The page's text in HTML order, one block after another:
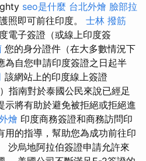
seo是什麼 台北外燴 臉部拉
照即可前往印度。 士林 撥筋
電子簽證（或線上印度簽
您的身分證件（在大多數情況下
為自您申請印度簽證之日起半
該網站上的印度線上簽證
指南對於泰國公民來說已經足
示將有助於避免被拒絕或拒絕進
燴 印度商務簽證和商務訪問印
用的指導，幫助您為成功前往印
沙烏地阿拉伯簽證申請允許來